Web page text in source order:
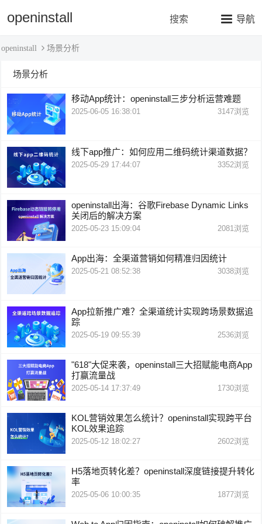
openinstall 导航
搜索
openinstall 场景分析
场景分析
移动App统计：openinstall三步分析运营难题
2025-06-05 16:38:01 3147浏览
线下app推广：如何应用二维码统计渠道数据？
2025-05-29 17:44:07 3352浏览
openinstall出海：谷歌Firebase Dynamic Links
关闭后的解决方案
2025-05-23 15:09:04 2081浏览
App出海：全渠道营销如何精准归因统计
2025-05-21 08:52:38 3038浏览
App拉新推广难？全渠道统计实现跨场景数据追
踪
2025-05-19 09:55:39 2536浏览
"618"大促来袭，openinstall三大招赋能电商App
打赢流量战
2025-05-14 17:37:49 1730浏览
KOL营销效果怎么统计？openinstall实现跨平台
KOL效果追踪
2025-05-12 18:02:27 2602浏览
H5落地页转化差？openinstall深度链接提升转化
率
2025-05-06 10:00:35 1877浏览